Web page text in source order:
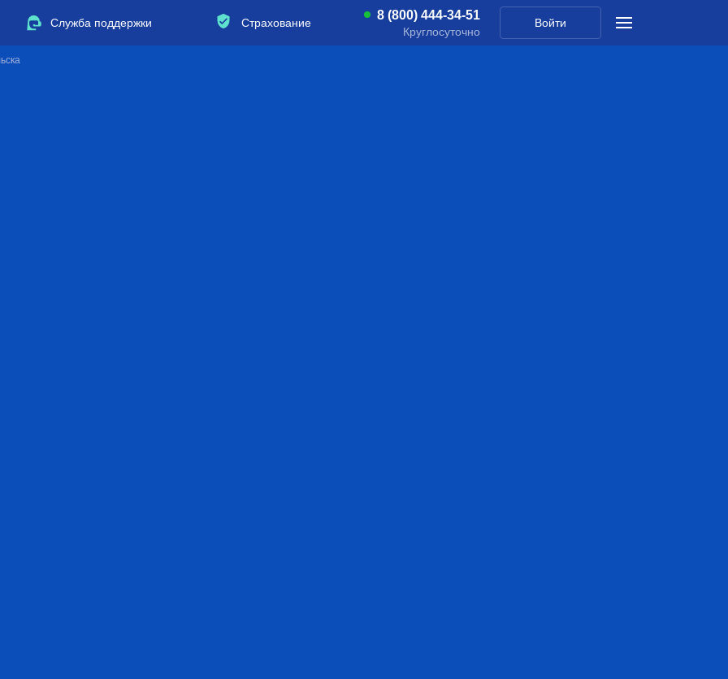
Служба поддержки Страхование
8 (800) 444-34-51
Круглосуточно
Войти